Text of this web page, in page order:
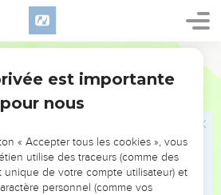
est enlevée et ton péché est
dire : « Qui vais-je envoyer et qui
J’ai répondu : « Me voici, envoie-
pas, vous aurez beau
pas.’
de ce peuple, endurcis ses
est importante
pour nous
« Accepter tous les cookies », vous
utilise des traceurs (comme des
de votre compte utilisateur) et
personnel (comme vos